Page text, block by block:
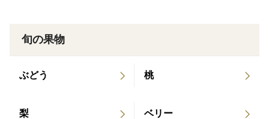
旬の果物
ぶどう 桃
梨 ベリー